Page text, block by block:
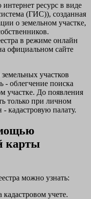
интернет ресурс в виде
(ГИС)), созданная
о земельном участке,
в режиме онлайн
официальном сайте
участков
- облегчение поиска
участке. До появления
только при личном
кадастровую палату.
карты
можно узнать:
учете.